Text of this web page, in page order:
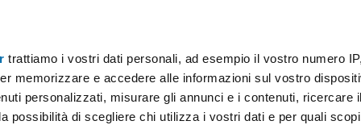
trattiamo i vostri dati personali, ad esempio il vostro numero
memorizzare e accedere alle informazioni sul vostro
personalizzati, misurare gli annunci e i contenuti, ricercare
possibilità di scegliere chi utilizza i vostri dati e per quali
Prezzo Superficie Locali Più filtri - 1
turro Milano